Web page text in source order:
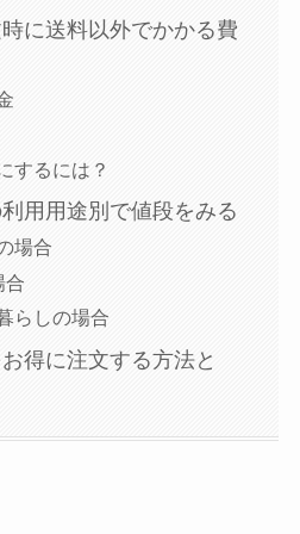
に送料以外でかかる費
するには？
用用途別で値段をみる
場合
合
らしの場合
得に注文する方法と